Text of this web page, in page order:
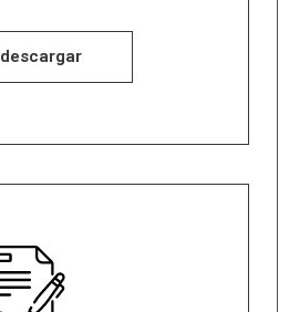
descargar